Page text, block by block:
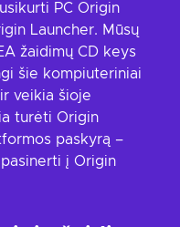
PC Origin
Launcher. Mūsų
žaidimų CD keys
šie kompiuteriniai
veikia šioje
turėti Origin
paskyrą –
į Origin